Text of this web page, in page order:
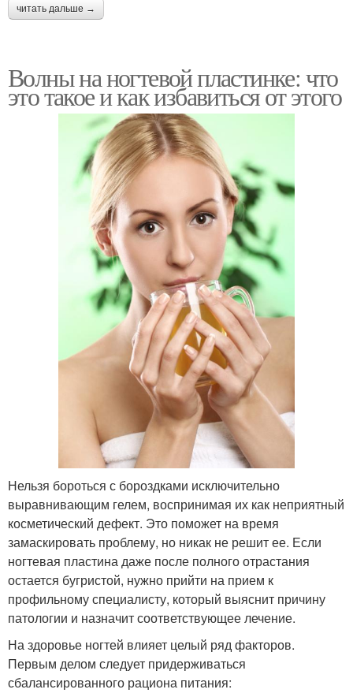
читать дальше →
Волны на ногтевой пластинке: что
это такое и как избавиться от этого
Нельзя бороться с бороздками исключительно
выравнивающим гелем, воспринимая их как неприятный
косметический дефект. Это поможет на время
замаскировать проблему, но никак не решит ее. Если
ногтевая пластина даже после полного отрастания
остается бугристой, нужно прийти на прием к
профильному специалисту, который выяснит причину
патологии и назначит соответствующее лечение.
На здоровье ногтей влияет целый ряд факторов.
Первым делом следует придерживаться
сбалансированного рациона питания: